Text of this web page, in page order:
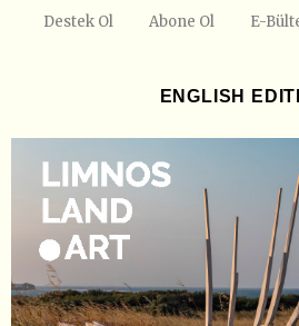
Destek Ol Abone Ol E-
ENGLISH